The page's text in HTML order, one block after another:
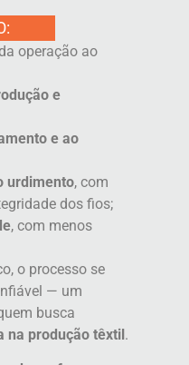
operação ao
e
e ao
urdimento, com
dos fios;
, com menos
o processo se
— um
busca
na produção têxtil.